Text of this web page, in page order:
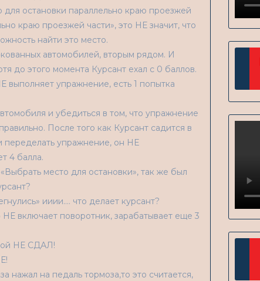
остановки параллельно краю проезжей
краю проезжей части», это НЕ значит, что
найти это место.
автомобилей, вторым рядом. И
до этого момента Курсант ехал с 0 баллов.
упражнение, есть 1 попытка
и убедиться в том, что упражнение
После того как Курсант садится в
переделать упражнение, он НЕ
4 балла.
место для остановки», так же был
ииии…. что делает курсант?
НЕ включает поворотник, зарабатывает еще 3
НЕ СДАЛ!
нажал на педаль тормоза,то это считается,